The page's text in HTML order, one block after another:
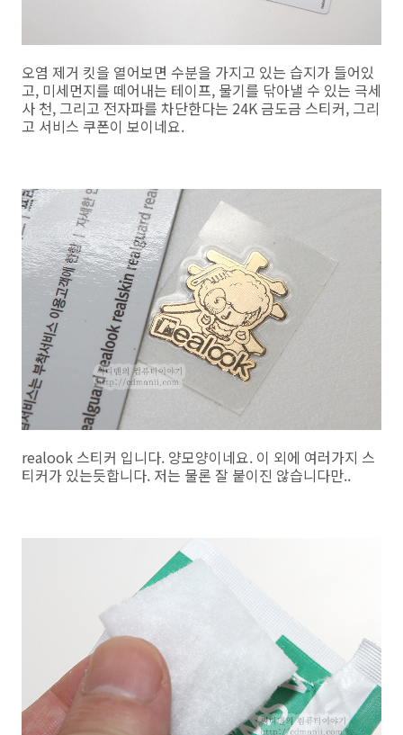
오염 제거 킷을 열어보면 수분을 가지고 있는 습지가 들어있
고, 미세먼지를 떼어내는 테이프, 물기를 닦아낼 수 있는 극세
사 천, 그리고 전자파를 차단한다는 24K 금도금 스티커, 그리
고 서비스 쿠폰이 보이네요.
realook 스티커 입니다. 양모양이네요. 이 외에 여러가지 스
티커가 있는듯합니다. 저는 물론 잘 붙이진 않습니다만..